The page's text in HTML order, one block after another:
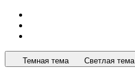
Темная тема Светлая тема